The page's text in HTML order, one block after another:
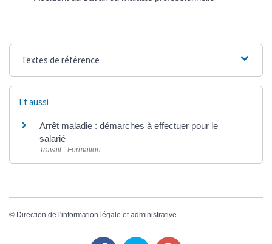
Textes de référence
Et aussi
Arrêt maladie : démarches à effectuer pour le
salarié
Travail - Formation
© Direction de l'information légale et administrative